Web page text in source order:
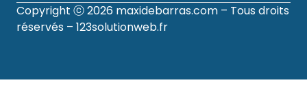
Copyright ⓒ 2026 maxidebarras.com – Tous droits
réservés – 123solutionweb.fr